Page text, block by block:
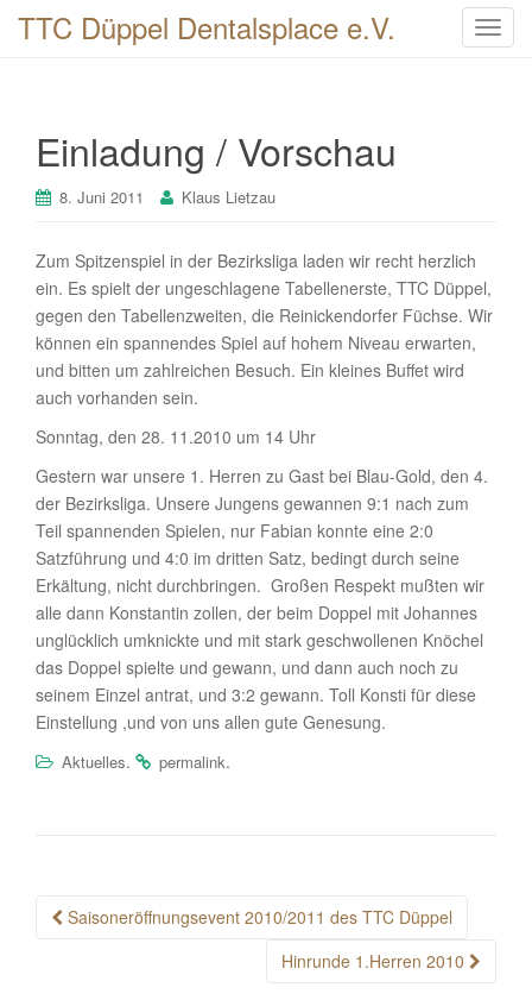
T
g
TTC Düppel Dentalsplace e.V.
Einladung / Vorschau
8. Juni 2011 Klaus Lietzau
Zum Spitzenspiel in der Bezirksliga laden wir recht herzlich
ein. Es spielt der ungeschlagene Tabellenerste, TTC Düppel,
gegen den Tabellenzweiten, die Reinickendorfer Füchse. Wir
können ein spannendes Spiel auf hohem Niveau erwarten,
und bitten um zahlreichen Besuch. Ein kleines Buffet wird
auch vorhanden sein.
Sonntag, den 28. 11.2010 um 14 Uhr
Gestern war unsere 1. Herren zu Gast bei Blau-Gold, den 4.
der Bezirksliga. Unsere Jungens gewannen 9:1 nach zum
Teil spannenden Spielen, nur Fabian konnte eine 2:0
Satzführung und 4:0 im dritten Satz, bedingt durch seine
Erkältung, nicht durchbringen. Großen Respekt mußten wir
alle dann Konstantin zollen, der beim Doppel mit Johannes
unglücklich umknickte und mit stark geschwollenen Knöchel
das Doppel spielte und gewann, und dann auch noch zu
seinem Einzel antrat, und 3:2 gewann. Toll Konsti für diese
Einstellung ,und von uns allen gute Genesung.
Aktuelles. permalink.
Post
Saisoneröffnungsevent 2010/2011 des TTC Düppel
Hinrunde 1.Herren 2010